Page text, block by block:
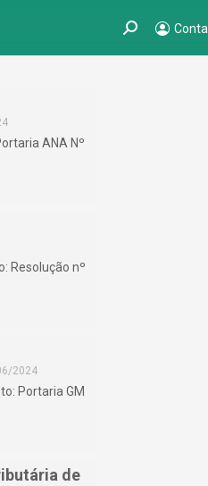
Search: Conta
ANA Nº
Resolução nº
2024
Portaria GM
de